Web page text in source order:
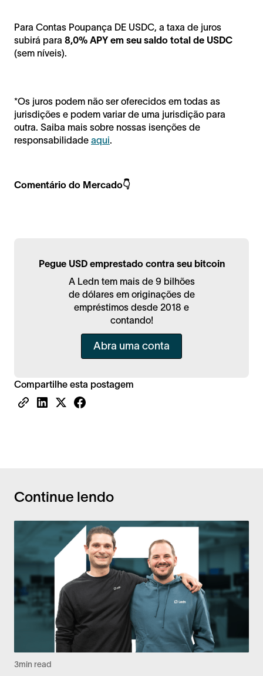
Pegue USD emprestado contra seu bitcoin
A Ledn tem mais de 9 bilhões
de dólares em originações de
empréstimos desde 2018 e
contando!
Abra uma conta
Compartilhe esta postagem
Para Contas Poupança DE USDC, a taxa de juros
subirá para 8,0% APY em seu saldo total de USDC
(sem níveis).
*Os juros podem não ser oferecidos em todas as
jurisdições e podem variar de uma jurisdição para
outra. Saiba mais sobre nossas isenções de
responsabilidade aqui
Comentário do Mercado👇
Continue lendo
3min read